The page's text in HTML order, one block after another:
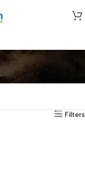
Filters